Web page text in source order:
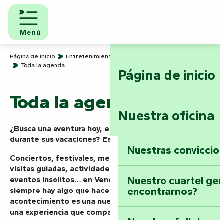
Aller
contenu
principal
Menú
Página de inicio
Nuestra oficina
Nuestras
Nuestro cuartel
encontrarnos?
Página de inicio
Entretenimiento: ¡sabemos cómo divertirnos!
Toda la agenda
Toda la agenda
¿Busca una aventura hoy, este fin de semana o
durante sus vacaciones? Está en el lugar adecuado.
Conciertos, festivales, mercados, espectáculos,
visitas guiadas, actividades en la naturaleza o
eventos insólitos… en Vendée Marais Poitevin
siempre hay algo que hacer. Aquí, cada
acontecimiento es una nueva misión que emprender,
una experiencia que compartir, un momento que vivir